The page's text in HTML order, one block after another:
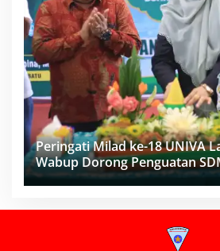
Peringati Milad ke-18 UNIVA
Wabup Dorong Penguatan
Menuju Indonesia Emas 2045